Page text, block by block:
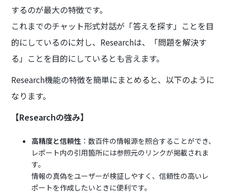
するのが最大の特徴です。
これまでのチャット形式対話が「答えを探す」ことを目
的にしているのに対し、Researchは、「問題を解決す
る」ことを目的にしているとも言えます。
Research機能の特徴を簡単にまとめると、以下のように
なります。
【Researchの強み】
高精度と信頼性 ：数百件の情報源を照合することができ、
レポート内の引用箇所には参照元のリンクが掲載されま
す。
情報の真偽をユーザーが検証しやすく、信頼性の高いレ
ポートを作成したいときに便利です。